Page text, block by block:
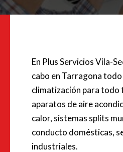
En Plus Servicios Vila-
cabo en Tarragonatodo
climatización para todo
aparatos de aire
calor, sistemas splits
conducto domésticas,
industriales.